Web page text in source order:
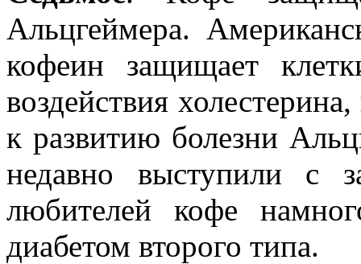
Альцгеймера.
кофеин защищает
воздействия
к развитию болезни
недавно выступили с
любителей кофе
диабетом второго типа.